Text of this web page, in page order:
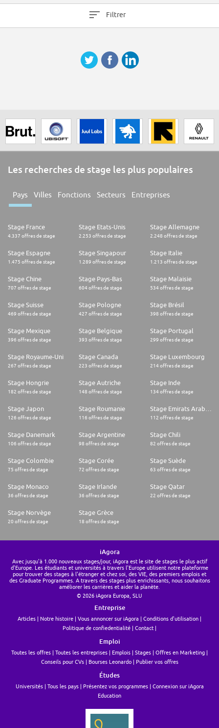
Filtrer
Les recherches de stage les plus populaires
Pays Villes Fonctions Secteurs Entreprises
Stage France
4.337 offres de stage
Stage Etats-Unis
2.253 offres de stage
Stage Allemagne
2.248 offres de stage
Stage Espagne
1.475 offres de stage
Stage Singapour
1.289 offres de stage
Stage Italie
1.213 offres de stage
Stage Chine
707 offres de stage
Stage Pays-Bas
604 offres de stage
Stage Malaisie
534 offres de stage
Stage Suisse
469 offres de stage
Stage Pologne
427 offres de stage
Stage Brésil
398 offres de stage
Stage Mexique
396 offres de stage
Stage Belgique
393 offres de stage
Stage Portugal
299 offres de stage
Stage Royaume-Uni
267 offres de stage
Stage Canada
223 offres de stage
Stage Luxembourg
214 offres de stage
Stage Hongrie
182 offres de stage
Stage Autriche
148 offres de stage
Stage Inde
134 offres de stage
Stage Japon
126 offres de stage
Stage Roumanie
116 offres de stage 112 offres de stage
Stage Danemark
106 offres de stage
Stage Argentine
98 offres de stage
Stage Chili
82 offres de stage
Stage Colombie
75 offres de stage
Stage Corée
72 offres de stage
Stage Suède
63 offres de stage
Stage Monaco
36 offres de stage
Stage Irlande
36 offres de stage
Stage Qatar
22 offres de stage
Stage Norvège
20 offres de stage
Stage Grèce
18 offres de stage
iAgora
Avec jusqu'à 1.000 nouveaux stages/jour, iAgora est le site de stages le plus actif
d'Europe. Les étudiants et universités à travers l'Europe utilisent notre plateforme
pour trouver des stages à l'étranger et chez soi, des VIE, des premiers emplois et
des Graduate Programmes. A travers des stages plus enrichissants, nous souhaitons
améliorer les carrières et aider la planète.
© 2026 iAgora Europa, SLU
Entreprise
Articles Notre histoire Vous annoncer sur iAgora
Conditions d'utilisation
Politique de confiedentialité
Contact
Emploi
Toutes les offres Toutes les entreprises Emplois Stages
Offres en Marketing
Conseils pour CVs
Bourses Leonardo Publier vos offres
Études
Universités Tous les pays Présentez vos programmes
Connexion sur iAgora
Education